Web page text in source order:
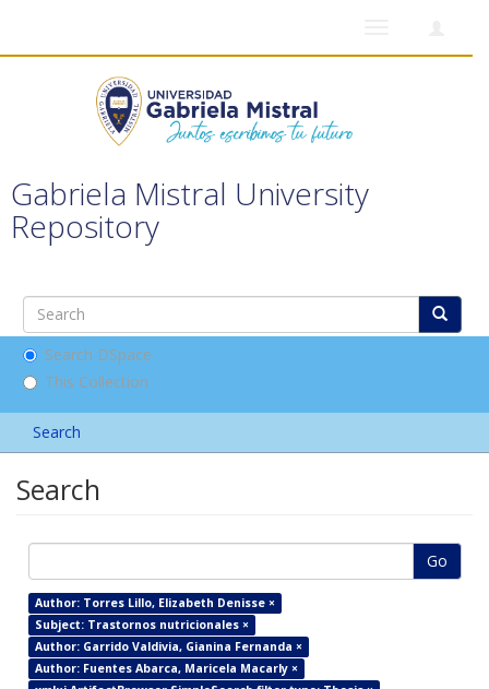
Gabriela Mistral University
Repository
Search DSpace
This Collection
Search
Search
Go
Author: Torres Lillo, Elizabeth Denisse ×
Subject: Trastornos nutricionales ×
Author: Garrido Valdivia, Gianina Fernanda ×
Author: Fuentes Abarca, Maricela Macarly ×